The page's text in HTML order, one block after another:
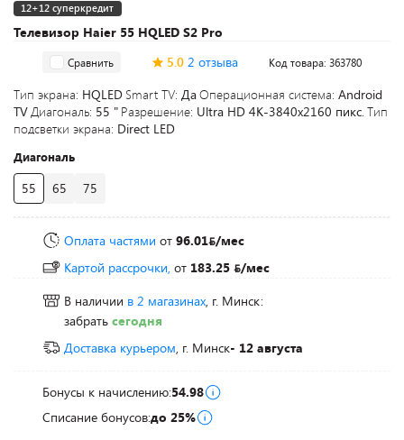
Телевизор Haier 55 HQLED S2 Pro
12+12 суперкредит
Сравнить 5.0 2 отзыва Код товара: 363780
Тип экрана: HQLED Smart TV: ДаОперационная система: Android
TVДиагональ: 55 " Разрешение: Ultra HD 4K-3840x2160 пикс.Тип
подсветки экрана: Direct LED
Диагональ
55 65 75
Оплата частями от 96.01 /мес
Картой рассрочки, от 183.25
/мес
В наличии в 2 магазинах, г. Минск:
забрать сегодня
Доставка курьером, г. Минск- 12 августа
Бонусы к начислению:54.98
Списание бонусов:до 25%